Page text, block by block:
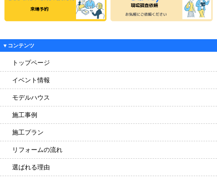
▼コンテンツ
トップページ
イベント情報
モデルハウス
施工事例
施工プラン
リフォームの流れ
選ばれる理由